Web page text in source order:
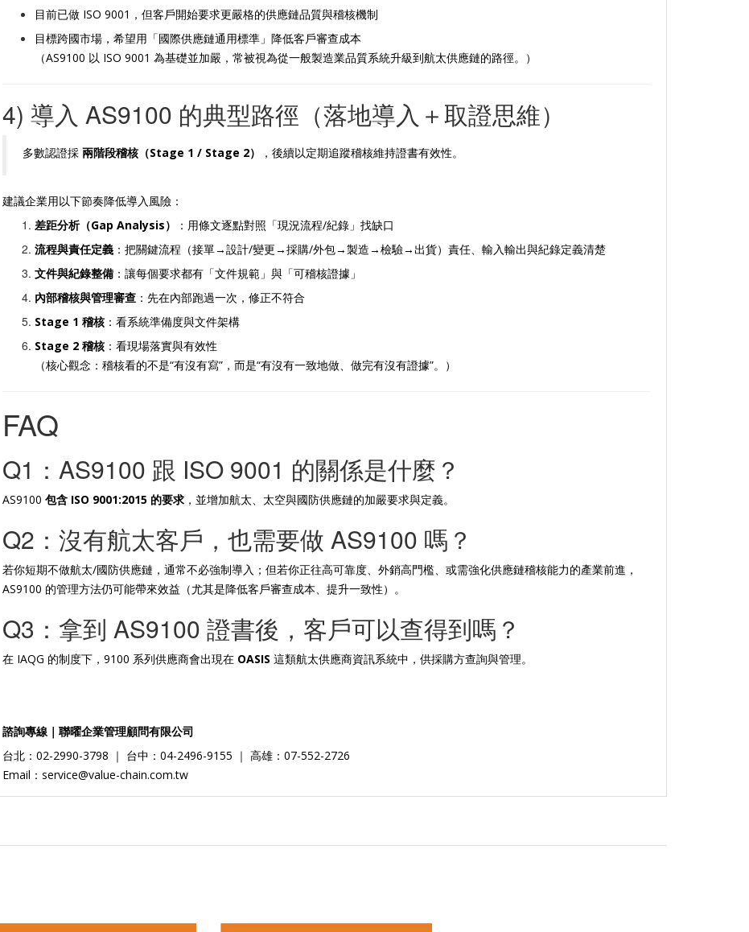
目前已做 ISO 9001，但客戶開始要求更嚴格的供應鏈品質與稽核機制
目標跨國市場，希望用「國際供應鏈通用標準」降低客戶審查成本
（AS9100 以 ISO 9001 為基礎並加嚴，常被視為從一般製造業品質系統升級到航太供應鏈的路徑。）
4) 導入 AS9100 的典型路徑（落地導入＋取證思維）
多數認證採 兩階段稽核（Stage 1 / Stage 2） ，後續以定期追蹤稽核維持證書有效性。
建議企業用以下節奏降低導入風險：
差距分析（Gap Analysis）
：用條文逐點對照「現況流程/紀錄」找缺口
流程與責任定義：把關鍵流程（接單→設計/變更→採購/外包→製造→檢驗→出貨）責任、輸入輸出與紀錄定義清楚
文件與紀錄整備：讓每個要求都有「文件規範」與「可稽核證據」
內部稽核與管理審查：先在內部跑過一次，修正不符合
Stage 1 稽核：看系統準備度與文件架構
Stage 2 稽核：看現場落實與有效性
（核心觀念：稽核看的不是“有沒有寫”，而是“有沒有一致地做、做完有沒有證據”。）
FAQ
Q1：AS9100 跟 ISO 9001 的關係是什麼？
AS9100 包含 ISO 9001:2015 的要求，並增加航太、太空與國防供應鏈的加嚴要求與定義。
Q2：沒有航太客戶，也需要做 AS9100 嗎？
若你短期不做航太/國防供應鏈，通常不必強制導入；但若你正往高可靠度、外銷高門檻、或需強化供應鏈稽核能力的產業前進，
AS9100 的管理方法仍可能帶來效益（尤其是降低客戶審查成本、提升一致性）。
Q3：拿到 AS9100 證書後，客戶可以查得到嗎？
在 IAQG 的制度下，9100 系列供應商會出現在 OASIS 這類航太供應商資訊系統中，供採購方查詢與管理。
諮詢專線｜聯曜企業管理顧問有限公司
台北：02-2990-3798 ｜ 台中：04-2496-9155 ｜ 高雄：07-552-2726
Email：service@value-chain.com.tw